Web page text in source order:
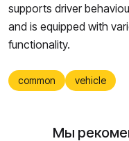
supports driver
and is equipped with
functionality.
common vehicle
Мы